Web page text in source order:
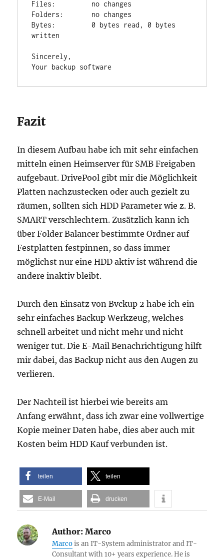
Files:         no changes
Folders:       no changes
Bytes:         0 bytes read, 0 bytes
written
Sincerely,
Your backup software
Fazit
In diesem Aufbau habe ich mit sehr einfachen
mitteln einen Heimserver für SMB Freigaben
aufgebaut. DrivePool gibt mir die Möglichkeit
Platten nachzustecken oder auch gezielt zu
räumen, sollten sich HDD Parameter wie z. B.
SMART verschlechtern. Zusätzlich kann ich
über Folder Balancer bestimmte Ordner auf
Festplatten festpinnen, so dass immer
möglichst nur eine HDD aktiv ist während die
andere inaktiv bleibt.
Durch den Einsatz von Bvckup 2 habe ich ein
sehr einfaches Backup Werkzeug, welches
schnell arbeitet und nicht mehr und nicht
weniger tut. Die E-Mail Benachrichtigung hilft
mir dabei, das Backup nicht aus den Augen zu
verlieren.
Der Nachteil ist hierbei wie bereits am
Anfang erwähnt, dass ich zwar eine vollwertige
Kopie meiner Daten habe, dies aber auch mit
Kosten beim HDD Kauf verbunden ist.
teilen teilen
E-Mail drucken
Author: Marco
Marcois an IT-System administrator and IT-
Consultant with 10+ years experience. He is